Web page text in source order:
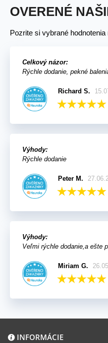
OVERENÉ
Pozrite si vybrané
Celkový názor:
Rýchle dodanie, pekné
Richard S.
Výhody:
Rýchle dodanie
Peter M.
Výhody:
Veľmi rýchle dodanie,a ešte
Miriam G.
INFORMÁCIE